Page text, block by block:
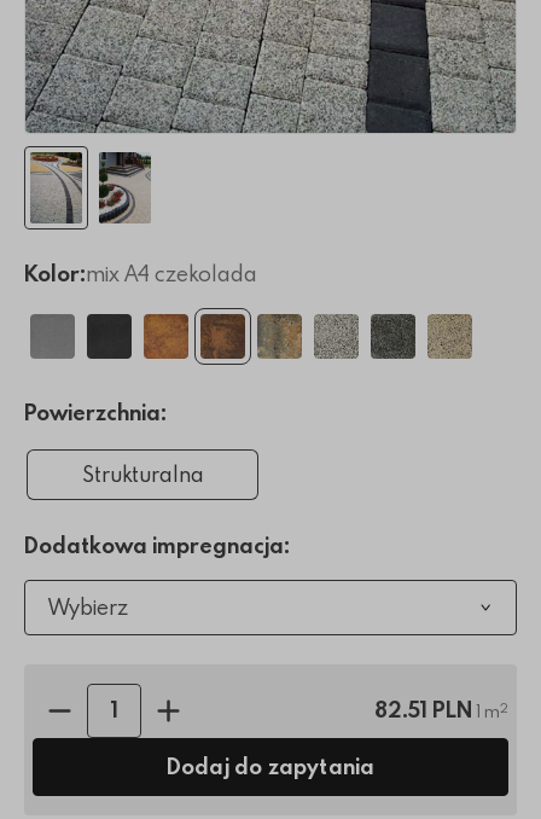
Kolor:mix A4 czekolada
Powierzchnia:
Strukturalna
Dodatkowa impregnacja:
Wybierz
Ilość sztuk: 82.51 PLN 1 m2
Dodaj do zapytania